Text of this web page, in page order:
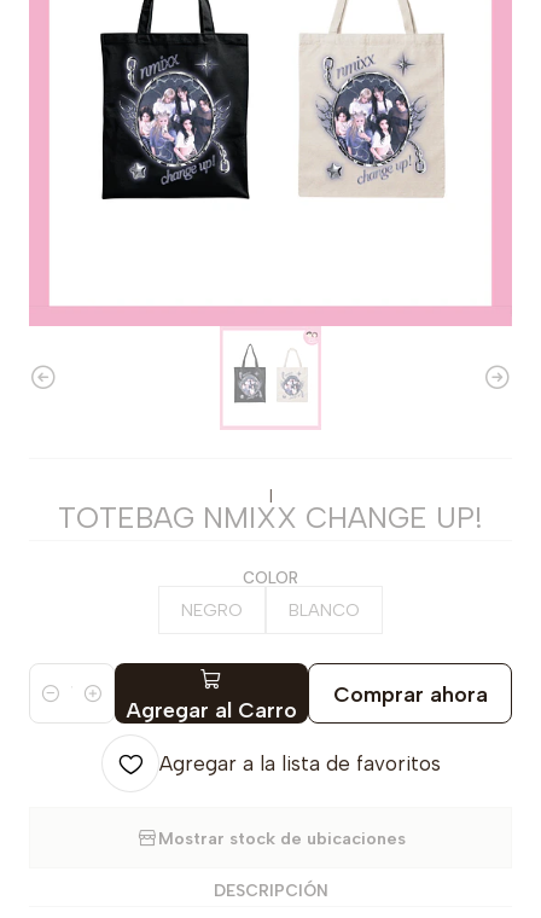
|
TOTEBAG NMIXX CHANGE UP!
COLOR
NEGRO BLANCO
Cantidad Agregar al Carro
Comprar ahora
Agregar a la lista de favoritos
Mostrar stock de ubicaciones
DESCRIPCIÓN